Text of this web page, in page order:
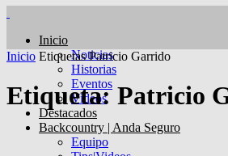
Inicio
Noticias
Historias
Eventos
Videos
Destacados
Backcountry | Anda Seguro
Equipo
Inicio Etiquetas Patricio Garrido
Etiqueta: Patricio